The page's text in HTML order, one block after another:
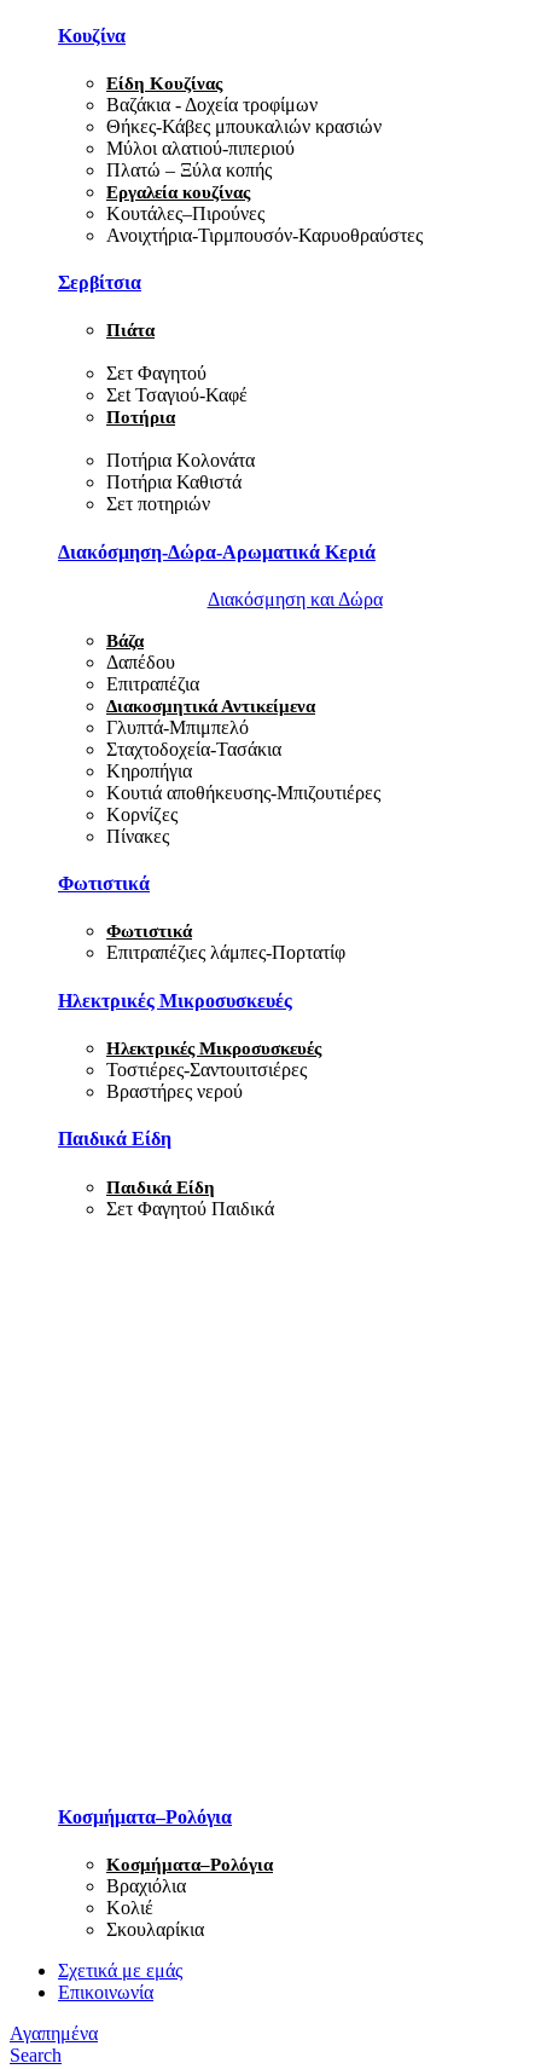
Κουζίνα
Είδη Κουζίνας
Βαζάκια - Δοχεία τροφίμων
Θήκες-Κάβες μπουκαλιών κρασιών
Μύλοι αλατιού-πιπεριού
Πλατώ – Ξύλα κοπής
Εργαλεία κουζίνας
Κουτάλες–Πιρούνες
Ανοιχτήρια-Τιρμπουσόν-Καρυοθραύστες
Σερβίτσια
Πιάτα
Σετ Φαγητού
Σεt Τσαγιού-Καφέ
Ποτήρια
Ποτήρια Κολονάτα
Ποτήρια Καθιστά
Σετ ποτηριών
Διακόσμηση-Δώρα-Αρωματικά Κεριά
Διακόσμηση και Δώρα
Βάζα
Δαπέδου
Επιτραπέζια
Διακοσμητικά Αντικείμενα
Γλυπτά-Μπιμπελό
Σταχτοδοχεία-Τασάκια
Κηροπήγια
Κουτιά αποθήκευσης-Μπιζουτιέρες
Κορνίζες
Πίνακες
Φωτιστικά
Φωτιστικά
Επιτραπέζιες λάμπες-Πορτατίφ
Ηλεκτρικές Μικροσυσκευές
Ηλεκτρικές Μικροσυσκευές
Τοστιέρες-Σαντουιτσιέρες
Βραστήρες νερού
Παιδικά Είδη
Παιδικά Είδη
Σετ Φαγητού Παιδικά
Κοσμήματα–Ρολόγια
Κοσμήματα–Ρολόγια
Βραχιόλια
Κολιέ
Σκουλαρίκια
Σχετικά με εμάς
Επικοινωνία
Αγαπημένα
Search